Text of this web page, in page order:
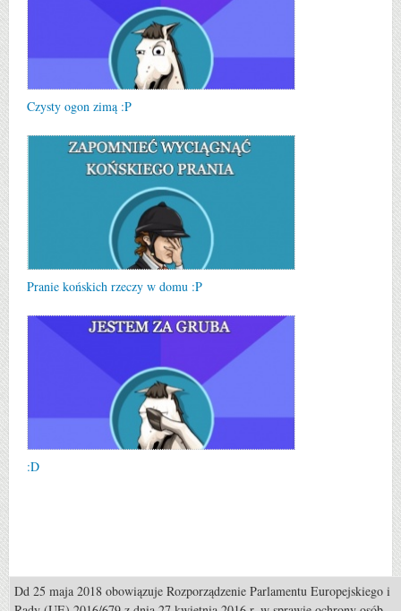
Czysty ogon zimą :P
Pranie końskich rzeczy w domu :P
:D
Dd 25 maja 2018 obowiązuje Rozporządzenie Parlamentu Europejskiego i